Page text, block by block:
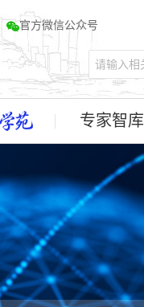
官方微信公众号
专家智库